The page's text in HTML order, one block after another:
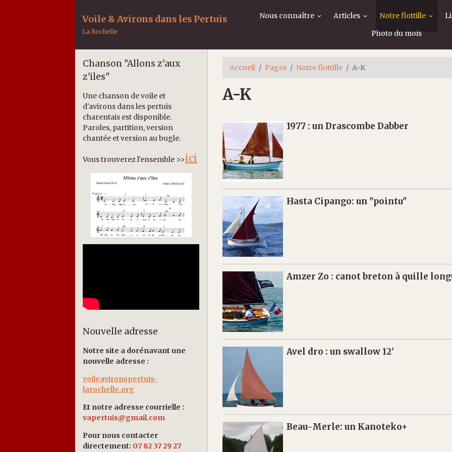
Voile & Avirons dans les Pertuis
La Rochelle
Nous connaître Articles Notre flottille
Photo du mois
Accueil Pages Notre flottille A-K
A-K
1977 : un Drascombe Dabber
Hasta Cipango: un "pointu"
Amzer Zo : canot breton à quille
Avel dro : un swallow 12'
Beau-Merle: un Kanoteko+
Chanson "Allons z'aux
z'iles"
Une chanson de voile et
d'avirons dans les pertuis
charentais est disponible.
Paroles, partition, version
chantée et version au bugle.
Vous trouverez l'ensemble >>ici
Nouvelle adresse
Notre site a dorénavant une
nouvelle adresse :
voileavironspertuis-
larochelle.org
Et notre adresse courrielle :
vapertuis@gmail.com
Pour nous contacter
directement: 07 82 37 29 27